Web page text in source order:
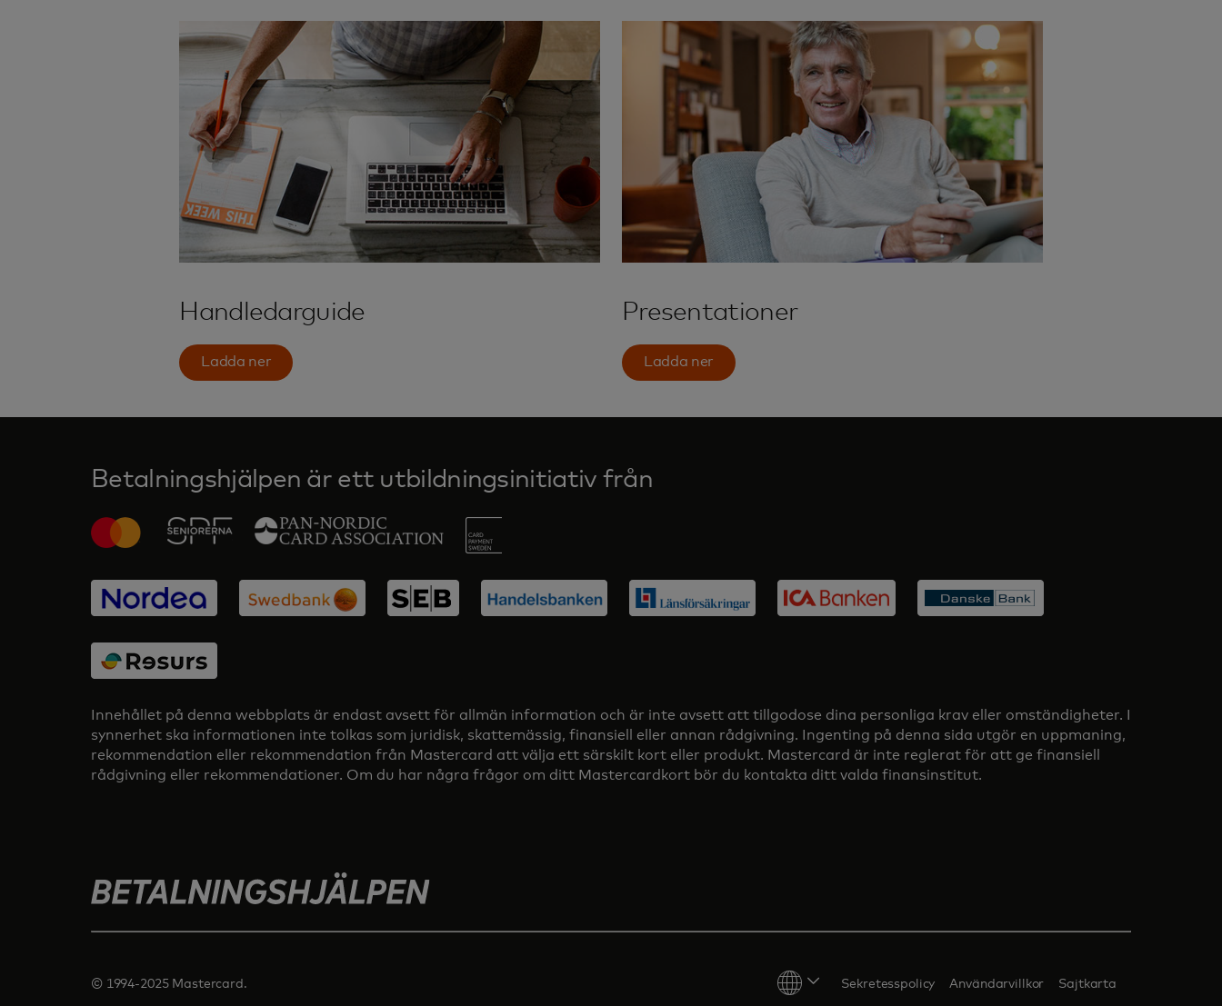
Handledarguide
Ladda ner
Presentationer
Ladda ner
Betalningshjälpen är ett utbildningsinitiativ från
Innehållet på denna webbplats är endast avsett för allmän information och är inte avsett att tillgodose dina personliga krav eller omständigheter. I
synnerhet ska informationen inte tolkas som juridisk, skattemässig, finansiell eller annan rådgivning. Ingenting på denna sida utgör en uppmaning,
rekommendation eller rekommendation från Mastercard att välja ett särskilt kort eller produkt. Mastercard är inte reglerat för att ge finansiell
rådgivning eller rekommendationer. Om du har några frågor om ditt Mastercardkort bör du kontakta ditt valda finansinstitut.
Sekretesspolicy Användarvillkor Sajtkarta
© 1994-2025 Mastercard.